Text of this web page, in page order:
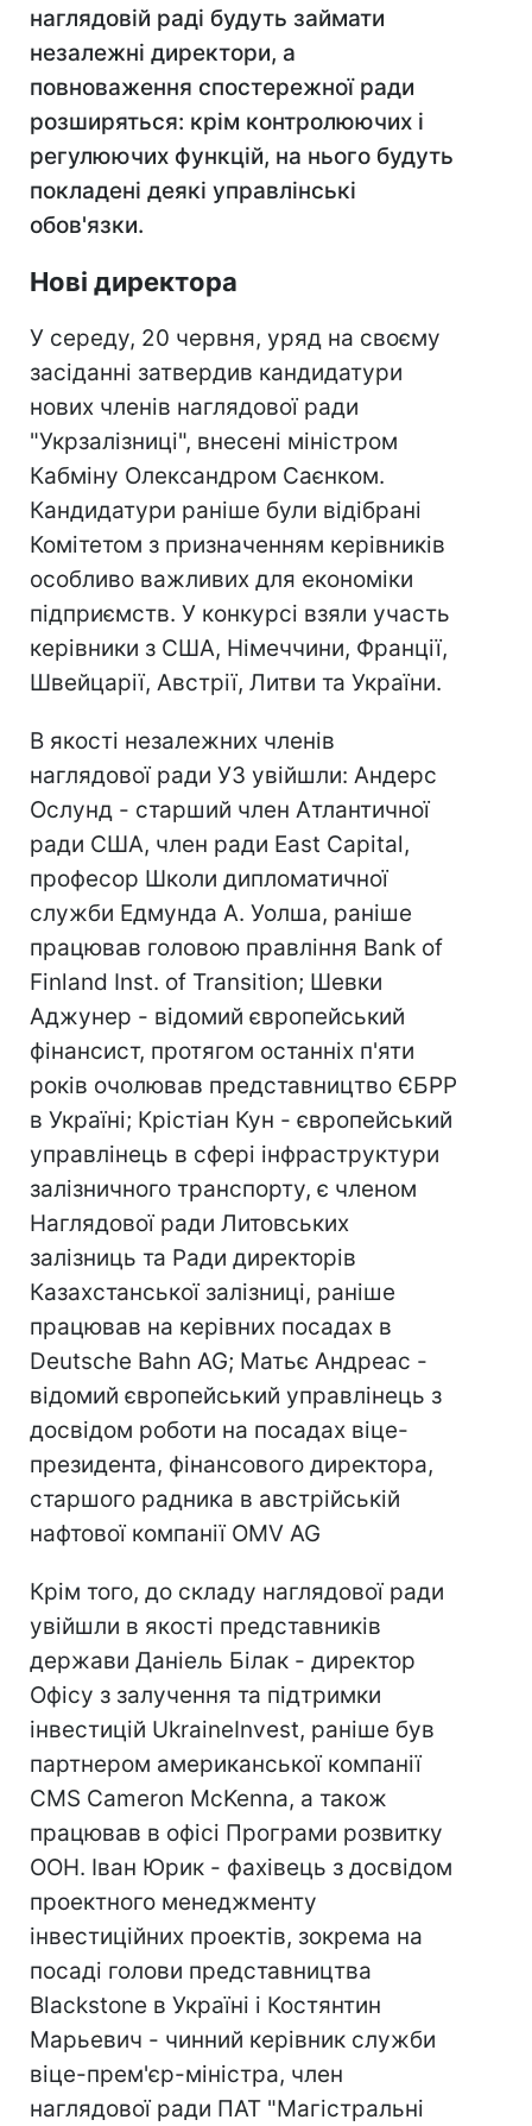
наглядовій раді будуть займати
незалежні директори, а
повноваження спостережної ради
розширяться: крім контролюючих і
регулюючих функцій, на нього будуть
покладені деякі управлінські
обов'язки.
Нові директора
У середу, 20 червня, уряд на своєму
засіданні затвердив кандидатури
нових членів наглядової ради
"Укрзалізниці", внесені міністром
Кабміну Олександром Саєнком.
Кандидатури раніше були відібрані
Комітетом з призначенням керівників
особливо важливих для економіки
підприємств. У конкурсі взяли участь
керівники з США, Німеччини, Франції,
Швейцарії, Австрії, Литви та України.
В якості незалежних членів
наглядової ради УЗ увійшли: Андерс
Ослунд - старший член Атлантичної
ради США, член ради East Capital,
професор Школи дипломатичної
служби Едмунда А. Уолша, раніше
працював головою правління Bank of
Finland Inst. of Transition; Шевки
Аджунер - відомий європейський
фінансист, протягом останніх п'яти
років очолював представництво ЄБРР
в Україні; Крістіан Кун - європейський
управлінець в сфері інфраструктури
залізничного транспорту, є членом
Наглядової ради Литовських
залізниць та Ради директорів
Казахстанської залізниці, раніше
працював на керівних посадах в
Deutsche Bahn AG; Матьє Андреас -
відомий європейський управлінець з
досвідом роботи на посадах віце-
президента, фінансового директора,
старшого радника в австрійській
нафтової компанії OMV AG
Крім того, до складу наглядової ради
увійшли в якості представників
держави Даніель Білак - директор
Офісу з залучення та підтримки
інвестицій UkraineInvest, раніше був
партнером американської компанії
CMS Cameron McKenna, а також
працював в офісі Програми розвитку
ООН. Іван Юрик - фахівець з досвідом
проектного менеджменту
інвестиційних проектів, зокрема на
посаді голови представництва
Blackstone в Україні і Костянтин
Марьевич - чинний керівник служби
віце-прем'єр-міністра, член
наглядової ради ПАТ "Магістральні